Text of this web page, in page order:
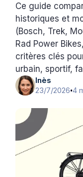
Ce guide
historiques et
(Bosch, Trek,
Rad Power
critères clés
urbain, sportif,
Inès
23/7/2026•4